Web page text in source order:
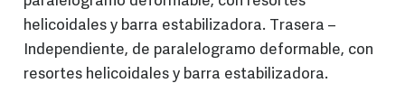
helicoidales y barra estabilizadora. Trasera –
Independiente, de paralelogramo deformable, con
resortes helicoidales y barra estabilizadora.